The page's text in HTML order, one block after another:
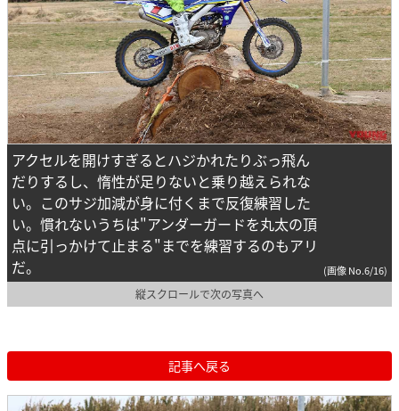
アクセルを開けすぎるとハジかれたりぶっ飛ん
だりするし、惰性が足りないと乗り越えられな
い。このサジ加減が身に付くまで反復練習した
い。慣れないうちは"アンダーガードを丸太の頂
点に引っかけて止まる"までを練習するのもアリ
だ。
(画像 No.6/16)
縦スクロールで次の写真へ
記事へ戻る